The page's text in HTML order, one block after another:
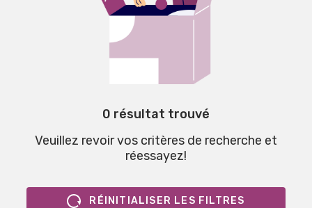
0 résultat trouvé
Veuillez revoir vos critères de recherche et
réessayez!
RÉINITIALISER LES FILTRES